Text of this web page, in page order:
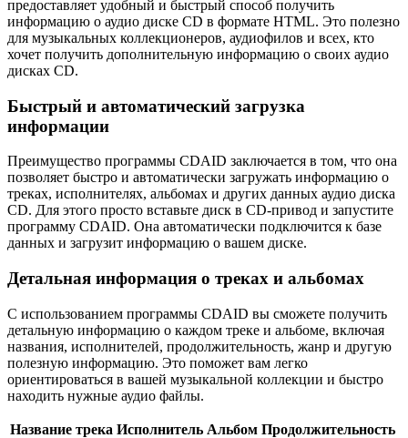
предоставляет удобный и быстрый способ получить
информацию о аудио диске CD в формате HTML. Это полезно
для музыкальных коллекционеров, аудиофилов и всех, кто
хочет получить дополнительную информацию о своих аудио
дисках CD.
Быстрый и автоматический загрузка
информации
Преимущество программы CDAID заключается в том, что она
позволяет быстро и автоматически загружать информацию о
треках, исполнителях, альбомах и других данных аудио диска
CD. Для этого просто вставьте диск в CD-привод и запустите
программу CDAID. Она автоматически подключится к базе
данных и загрузит информацию о вашем диске.
Детальная информация о треках и альбомах
С использованием программы CDAID вы сможете получить
детальную информацию о каждом треке и альбоме, включая
названия, исполнителей, продолжительность, жанр и другую
полезную информацию. Это поможет вам легко
ориентироваться в вашей музыкальной коллекции и быстро
находить нужные аудио файлы.
Название трека Исполнитель Альбом Продолжительность